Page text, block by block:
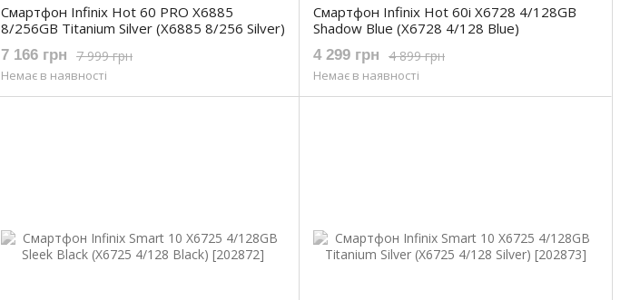
Смартфон Infinix Hot 60 PRO X6885
8/256GB Titanium Silver (X6885 8/256 Silver)
7 999 грн
7 166 грн
Немає в наявності
Смартфон Infinix Hot 60i X6728 4/128GB
Shadow Blue (X6728 4/128 Blue)
4 899 грн
4 299 грн
Немає в наявності